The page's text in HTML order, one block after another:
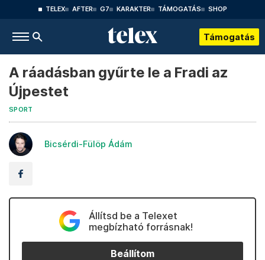
TELEX AFTER G7 KARAKTER TÁMOGATÁS SHOP
Támogatás
A ráadásban gyűrte le a Fradi az
Újpestet
SPORT
Bicsérdi-Fülöp Ádám
Állítsd be a Telexet
megbízható forrásnak!
Beállítom